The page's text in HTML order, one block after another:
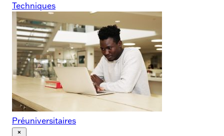
Techniques
Préuniversitaires